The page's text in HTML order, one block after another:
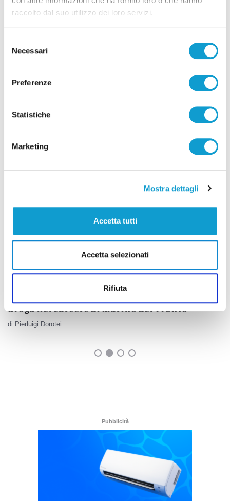
raccolto dal suo utilizzo dei loro servizi.
delNecessari
Preferenze
Statistiche
Marketing
Mostra dettagli
Accetta tutti
Accetta selezionati
Rifiuta
Correlati
Ascoli - Sventato tentativo di introdurre
droga nel carcere di Marino del Tronto
di Pierluigi Dorotei
Pubblicità